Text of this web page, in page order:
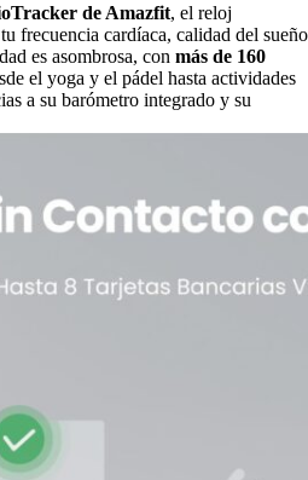
de Amazfit, el reloj
frecuencia cardíaca, calidad del sueño
es asombrosa, con más de 160
el yoga y el pádel hasta actividades
a su barómetro integrado y su